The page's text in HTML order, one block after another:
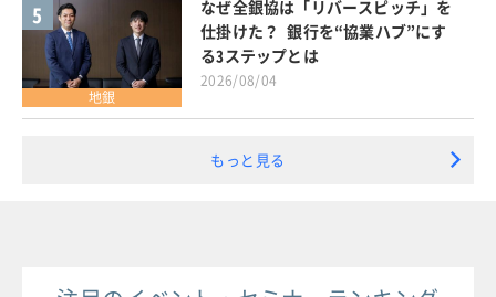
5
地銀
なぜ全銀協は「リバースピッチ」を
仕掛けた？ 銀行を“協業ハブ”にす
る3ステップとは
2026/08/04
もっと見る